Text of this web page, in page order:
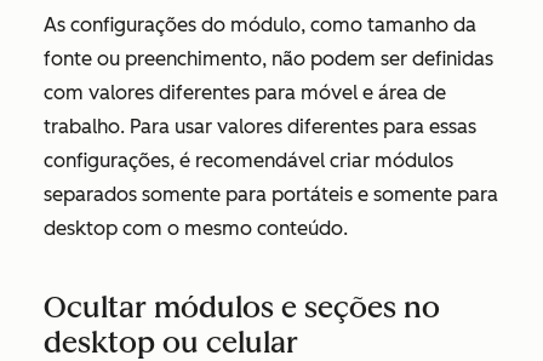
As configurações do módulo, como tamanho da
fonte ou preenchimento, não podem ser definidas
com valores diferentes para móvel e área de
trabalho. Para usar valores diferentes para essas
configurações, é recomendável criar módulos
separados somente para portáteis e somente para
desktop com o mesmo conteúdo.
Ocultar módulos e seções no
desktop ou celular